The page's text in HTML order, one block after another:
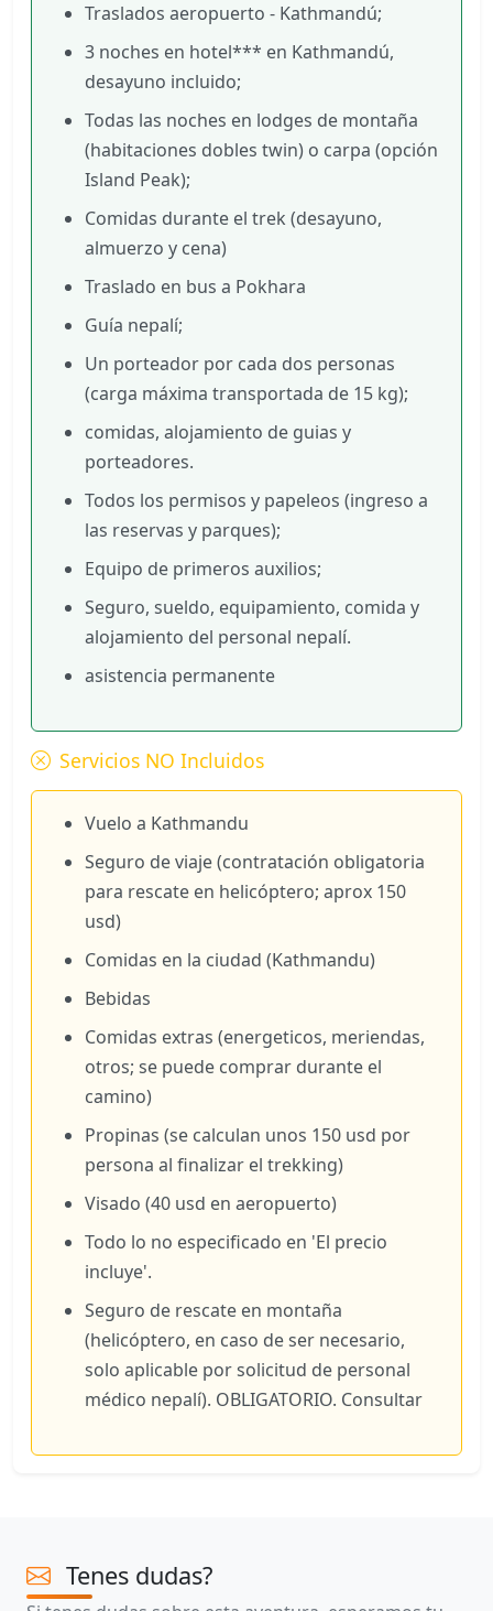
Traslados aeropuerto - Kathmandú;
3 noches en hotel*** en Kathmandú,
desayuno incluido;
Todas las noches en lodges de montaña
(habitaciones dobles twin) o carpa (opción
Island Peak);
Comidas durante el trek (desayuno,
almuerzo y cena)
Traslado en bus a Pokhara
Guía nepalí;
Un porteador por cada dos personas
(carga máxima transportada de 15 kg);
comidas, alojamiento de guias y
porteadores.
Todos los permisos y papeleos (ingreso a
las reservas y parques);
Equipo de primeros auxilios;
Seguro, sueldo, equipamiento, comida y
alojamiento del personal nepalí.
asistencia permanente
Servicios NO Incluidos
Vuelo a Kathmandu
Seguro de viaje (contratación obligatoria
para rescate en helicóptero; aprox 150
usd)
Comidas en la ciudad (Kathmandu)
Bebidas
Comidas extras (energeticos, meriendas,
otros; se puede comprar durante el
camino)
Propinas (se calculan unos 150 usd por
persona al finalizar el trekking)
Visado (40 usd en aeropuerto)
Todo lo no especificado en 'El precio
incluye'.
Seguro de rescate en montaña
(helicóptero, en caso de ser necesario,
solo aplicable por solicitud de personal
médico nepalí). OBLIGATORIO. Consultar
Tenes dudas?